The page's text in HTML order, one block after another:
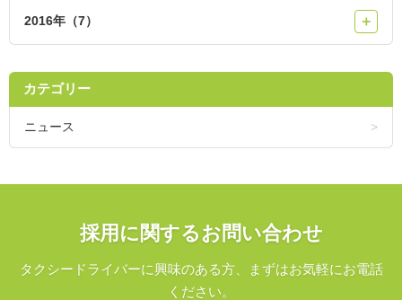
2016年（7） ＋
カテゴリー
ニュース
採用に関するお問い合わせ
タクシードライバーに興味のある方、まずはお気軽にお電話
ください。